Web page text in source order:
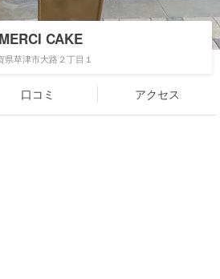
MERCI CAKE
県草津市大路２丁目１
口コミ アクセス